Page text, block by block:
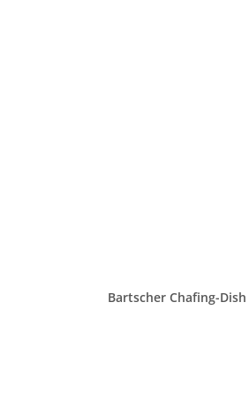
Bartscher Chafing-Dish